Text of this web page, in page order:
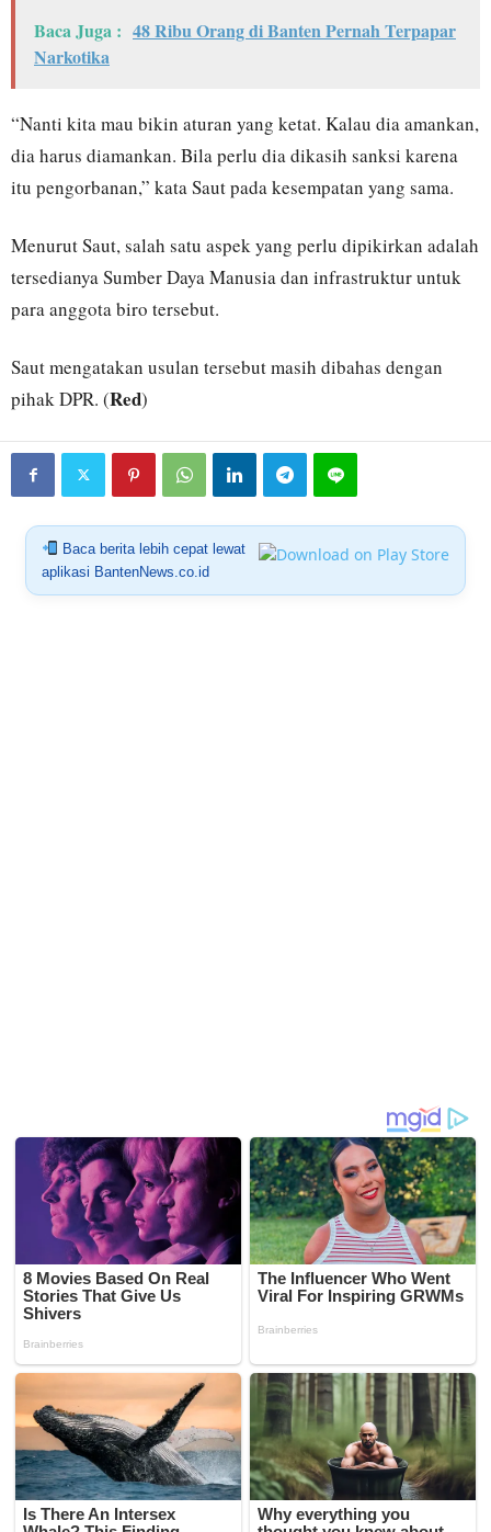
Baca Juga : 48 Ribu Orang di Banten Pernah Terpapar
Narkotika
“Nanti kita mau bikin aturan yang ketat. Kalau dia amankan,
dia harus diamankan. Bila perlu dia dikasih sanksi karena
itu pengorbanan,” kata Saut pada kesempatan yang sama.
Menurut Saut, salah satu aspek yang perlu dipikirkan adalah
tersedianya Sumber Daya Manusia dan infrastruktur untuk
para anggota biro tersebut.
Saut mengatakan usulan tersebut masih dibahas dengan
pihak DPR. (Red)
Baca berita lebih cepat lewat
aplikasi BantenNews.co.id